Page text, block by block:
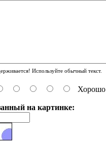
Используйте обычный текст.
Хорошо
на картинке: